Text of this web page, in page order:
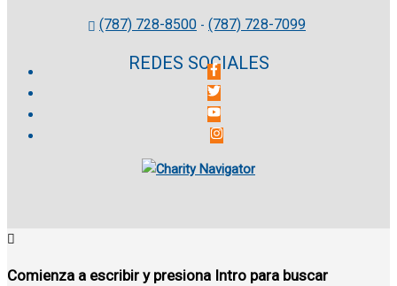
(787) 728-8500 - (787) 728-7099
REDES SOCIALES
Comienza a escribir y presiona Intro para buscar